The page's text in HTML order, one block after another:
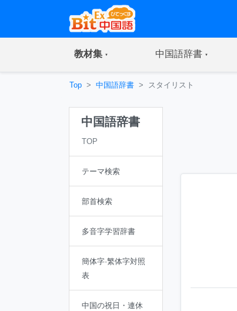
教材集(current) 中国語辞書(current)
Top 中国語辞書 スタイリスト
中国語辞書
TOP
テーマ検索
部首検索
多音字学習辞書
簡体字·繁体字対照
表
中国の祝日・連休